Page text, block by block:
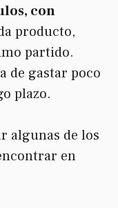
con
producto,
partido.
de gastar poco
plazo.
algunas de los
en